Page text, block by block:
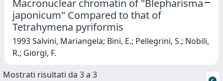
Macronuclear chromatin of "Blepharisma
japonicum" Compared to that of
Tetrahymena pyriformis
1993 Salvini, Mariangela; Bini, E.; Pellegrini, S.; Nobili,
R.; Giorgi, F.
Mostrati risultati da 3 a 3